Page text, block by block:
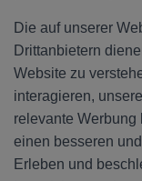
Die auf unserer
Drittanbietern
Website zu
interagieren,
relevante
einen besseren
Erleben und